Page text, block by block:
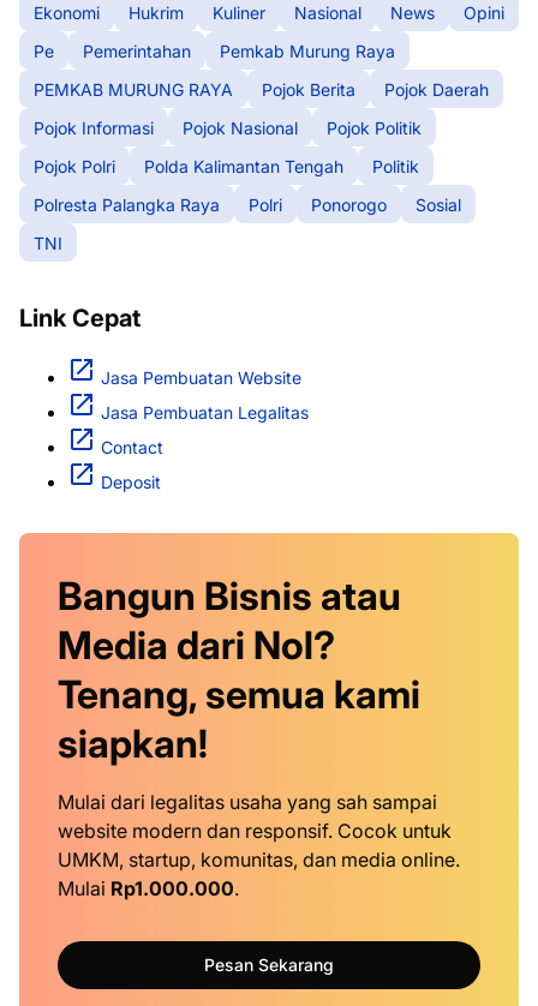
Ekonomi
Hukrim Kuliner Nasional News
Opini
Pe
Pemerintahan
Pemkab Murung Raya
PEMKAB MURUNG RAYA
Pojok Berita
Pojok Daerah
Pojok Informasi
Pojok Nasional
Pojok Politik
Pojok Polri
Polda Kalimantan Tengah
Politik
Polresta Palangka Raya
Polri Ponorogo
Sosial
TNI
Link Cepat
Jasa Pembuatan Website
Jasa Pembuatan Legalitas
Contact
Deposit
Bangun Bisnis atau
Media dari Nol?
Tenang, semua kami
siapkan!
Mulai dari legalitas usaha yang sah sampai
website modern dan responsif. Cocok untuk
UMKM, startup, komunitas, dan media online.
Mulai Rp1.000.000.
Pesan Sekarang